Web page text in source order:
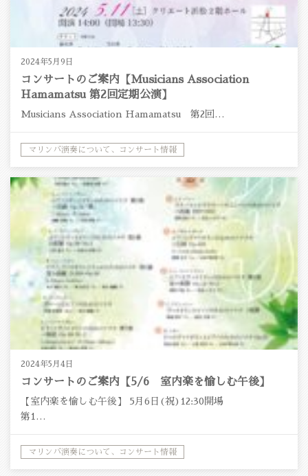
2024年5月9日
コンサートのご案内【Musicians Association
Hamamatsu 第2回定期公演】
Musicians Association Hamamatsu 第2回…
マリンバ演奏について、コンサート情報
2024年5月4日
コンサートのご案内【5/6 室内楽を愉しむ午後】
【室内楽を愉しむ午後】 5月6日(祝)12:30開場
第1…
マリンバ演奏について、コンサート情報